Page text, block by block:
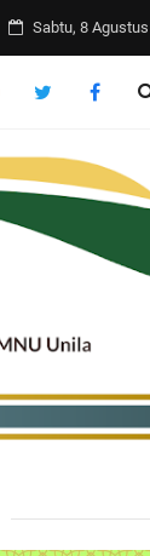
Sabtu, 8 Agustus